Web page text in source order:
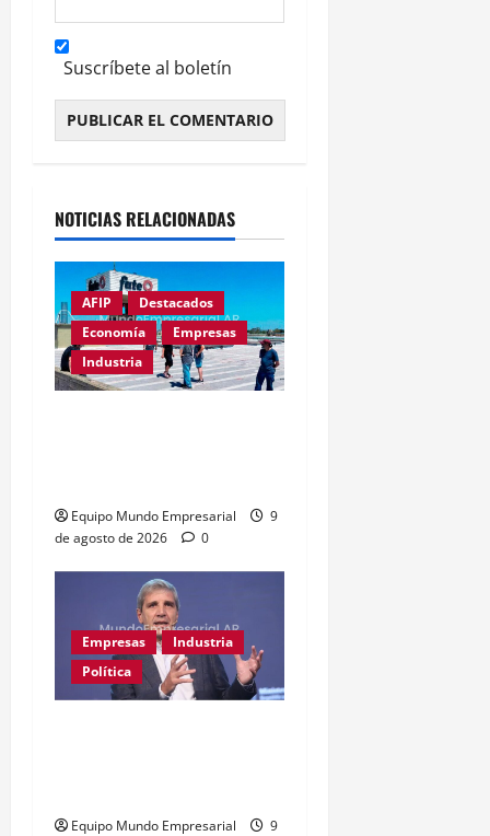
Suscríbete al boletín
NOTICIAS RELACIONADAS
AFIP
Destacados
Economía
Empresas
Industria
Equipo Mundo Empresarial
9
de agosto de 2026
0
Empresas
Industria
Política
Equipo Mundo Empresarial
9